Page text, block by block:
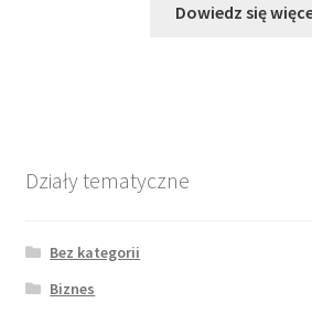
Dowiedz się
Działy tematyczne
Bez kategorii
Biznes